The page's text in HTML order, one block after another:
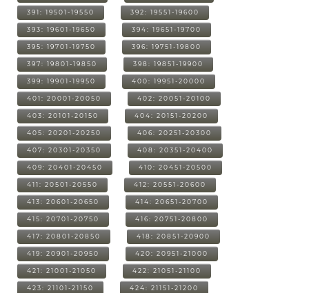
391: 19501-19550 392: 19551-19600
393: 19601-19650 394: 19651-19700
395: 19701-19750 396: 19751-19800
397: 19801-19850 398: 19851-19900
399: 19901-19950 400: 19951-20000
401: 20001-20050 402: 20051-20100
403: 20101-20150 404: 20151-20200
405: 20201-20250 406: 20251-20300
407: 20301-20350 408: 20351-20400
409: 20401-20450 410: 20451-20500
411: 20501-20550 412: 20551-20600
413: 20601-20650 414: 20651-20700
415: 20701-20750 416: 20751-20800
417: 20801-20850 418: 20851-20900
419: 20901-20950 420: 20951-21000
421: 21001-21050 422: 21051-21100
423: 21101-21150 424: 21151-21200